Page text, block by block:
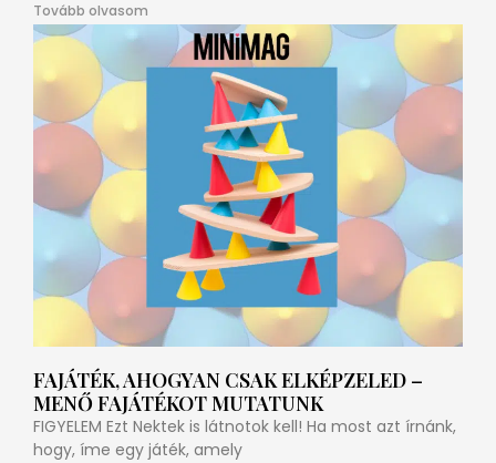
Tovább olvasom
FAJÁTÉK, AHOGYAN CSAK ELKÉPZELED –
MENŐ FAJÁTÉKOT MUTATUNK
FIGYELEM Ezt Nektek is látnotok kell! Ha most azt írnánk,
hogy, íme egy játék, amely